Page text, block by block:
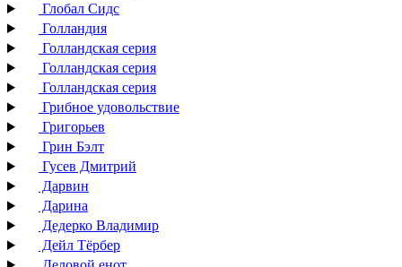
Глобал Сидс
Голландия
Голландская серия
Голландская серия
Голландская серия
Грибное удовольствие
Григорьев
Грин Бэлт
Гусев Дмитрий
Дарвин
Дарина
Дедерко Владимир
Дейл Тёрбер